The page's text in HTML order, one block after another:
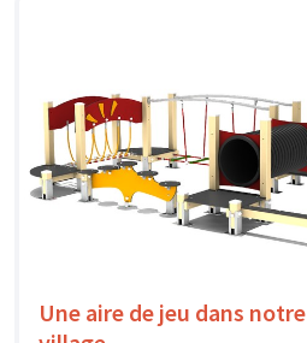
Une aire de jeu dans notre